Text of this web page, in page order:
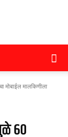
मोबाईल मालकिणीला
६०